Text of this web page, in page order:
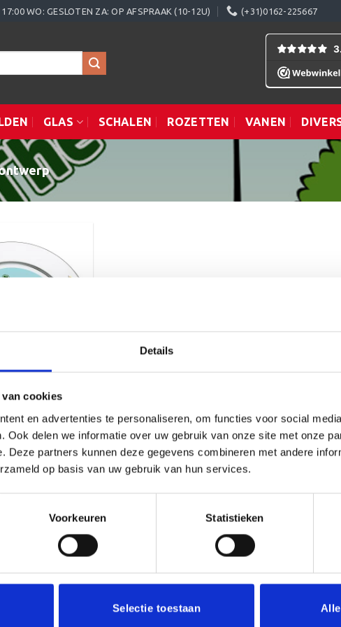
Details
van cookies
en advertenties te personaliseren, om functies voor social
Ook delen we informatie over uw gebruik van onze site met onze
Deze partners kunnen deze gegevens combineren met andere
op basis van uw gebruik van hun services.
Voorkeuren Statistieken
Selectie toestaan
WO: GESLOTEN ZA: OP AFSPRAAK (10-12U) (+31)0162-225667
GLAS SCHALEN ROZETTEN VANEN
KS302
32.90Prijsklasse:
€18.60
tot
incl. BTW
selecteren
Dit
Deze
optie
Privacy Policy